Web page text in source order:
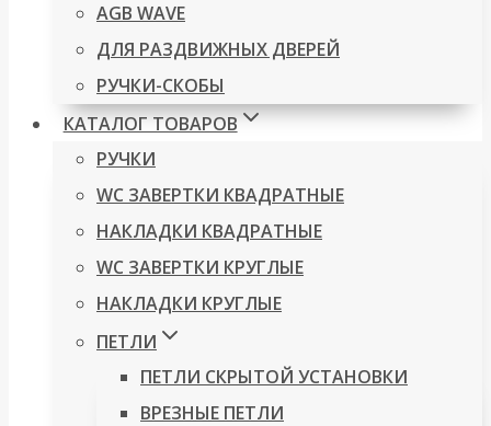
AGB WAVE
ДЛЯ РАЗДВИЖНЫХ ДВЕРЕЙ
РУЧКИ-СКОБЫ
КАТАЛОГ ТОВАРОВ
РУЧКИ
WC ЗАВЕРТКИ КВАДРАТНЫЕ
НАКЛАДКИ КВАДРАТНЫЕ
WC ЗАВЕРТКИ КРУГЛЫЕ
НАКЛАДКИ КРУГЛЫЕ
ПЕТЛИ
ПЕТЛИ СКРЫТОЙ УСТАНОВКИ
ВРЕЗНЫЕ ПЕТЛИ